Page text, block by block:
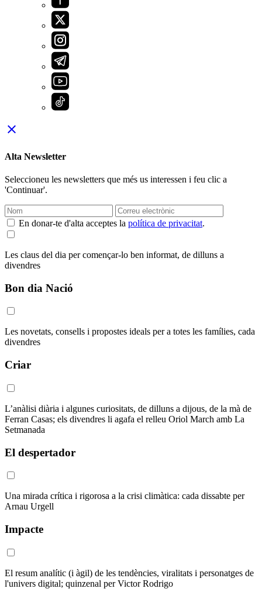
close
Alta Newsletter
Seleccioneu les newsletters que més us interessen i feu clic a
'Continuar'.
En donar-te d'alta acceptes la política de privacitat.
Les claus del dia per començar-lo ben informat, de dilluns a
divendres
Bon dia Nació
Les novetats, consells i propostes ideals per a totes les famílies, cada
divendres
Criar
L’anàlisi diària i algunes curiositats, de dilluns a dijous, de la mà de
Ferran Casas; els divendres li agafa el relleu Oriol March amb La
Setmanada
El despertador
Una mirada crítica i rigorosa a la crisi climàtica: cada dissabte per
Arnau Urgell
Impacte
El resum analític (i àgil) de les tendències, viralitats i personatges de
l'univers digital; quinzenal per Victor Rodrigo